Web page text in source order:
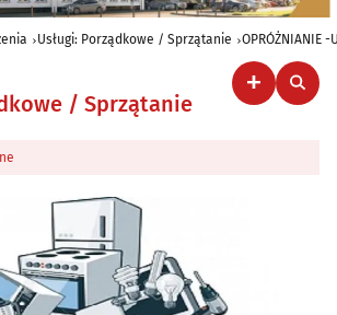
Usługi: Porządkowe / Sprzątanie OPRÓŻNIANIE -
/ Sprzątanie